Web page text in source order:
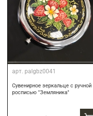
арт. palgbz0041
Сувенирное зеркальце с ручной
росписью "Земляника"